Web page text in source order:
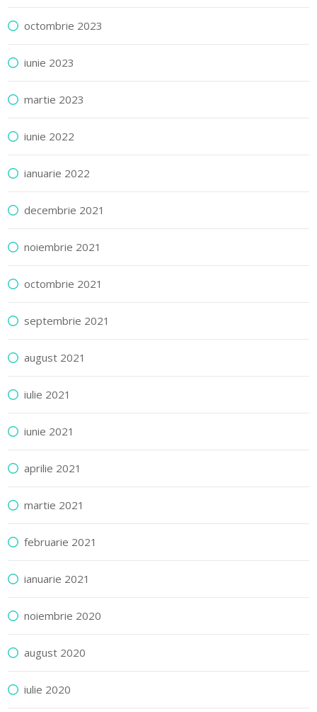
octombrie 2023
iunie 2023
martie 2023
iunie 2022
ianuarie 2022
decembrie 2021
noiembrie 2021
octombrie 2021
septembrie 2021
august 2021
iulie 2021
iunie 2021
aprilie 2021
martie 2021
februarie 2021
ianuarie 2021
noiembrie 2020
august 2020
iulie 2020